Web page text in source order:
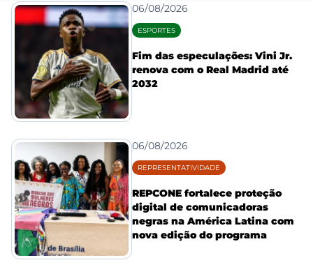
06/08/2026
ESPORTES
Fim das especulações: Vini Jr.
renova com o Real Madrid até
2032
06/08/2026
REPRESENTATIVIDADE
REPCONE fortalece proteção
digital de comunicadoras
negras na América Latina com
nova edição do programa